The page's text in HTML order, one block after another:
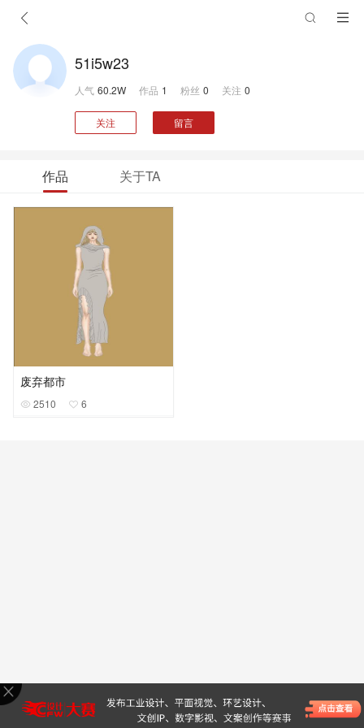
51i5w23
人气 60.2W 作品 1 粉丝 0 关注 0
关注 留言
作品 关于TA
废弃都市
2510 6